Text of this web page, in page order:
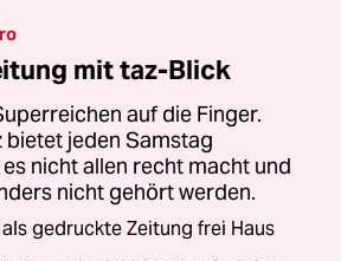
mit taz-Blick
auf die Finger.
bietet jeden Samstag
nicht allen recht macht und
nicht gehört werden.
gedruckte Zeitung frei Haus